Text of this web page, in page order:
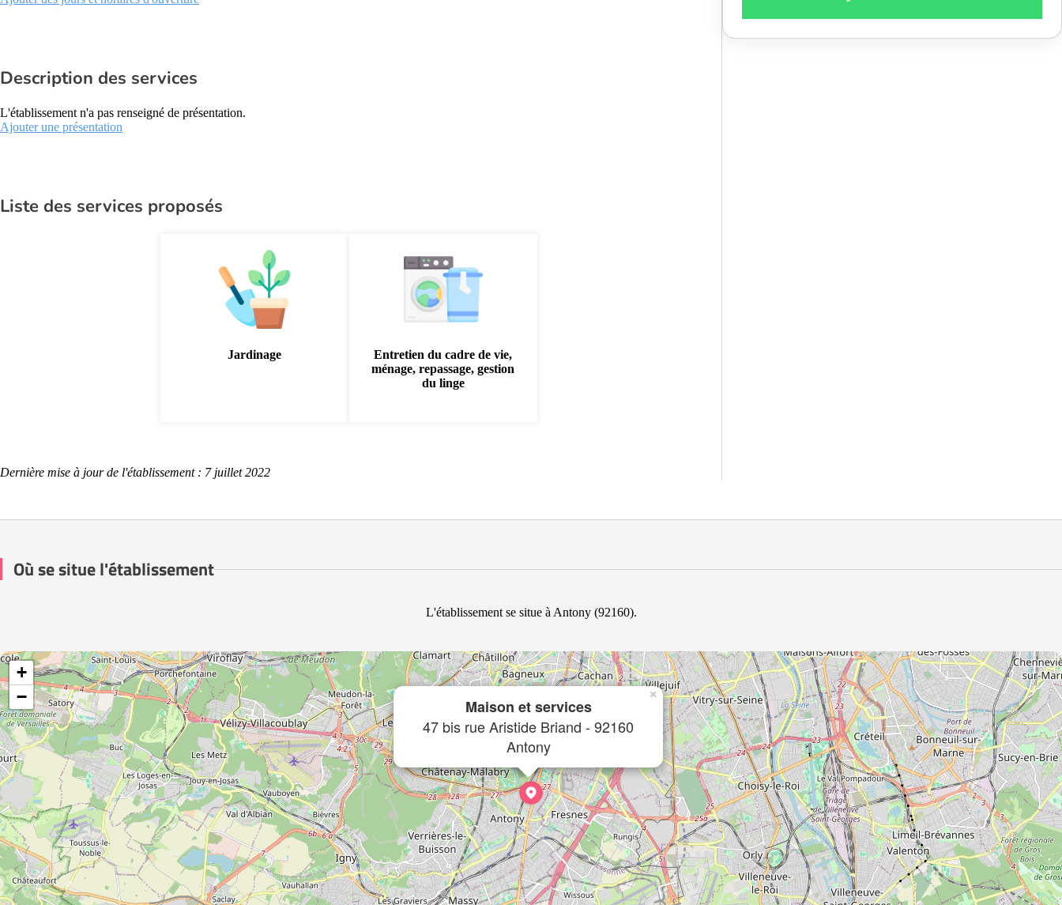
Description des services
L'établissement n'a pas renseigné de présentation.
Ajouter une présentation
Liste des services proposés
Jardinage
Entretien du cadre de vie,
ménage, repassage, gestion
du linge
Dernière mise à jour de l'établissement : 7 juillet 2022
Où se situe l'établissement
L'établissement se situe à Antony (92160).
Maison et services
47 bis rue Aristide Briand - 92160
Antony
×
+
−